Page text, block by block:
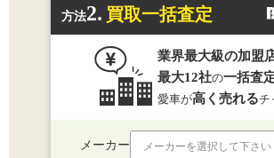
方法2. 買取一括査定
業界最大級の加盟
最大12社の一括査
愛車が高く売れるチ
メーカー